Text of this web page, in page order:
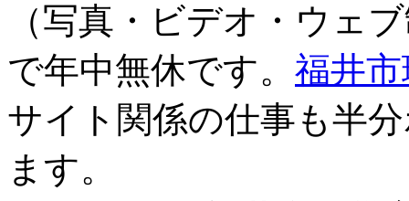
（写真・ビデオ・ウェ
で年中無休です。 福井
サイト関係の仕事も半
ます。